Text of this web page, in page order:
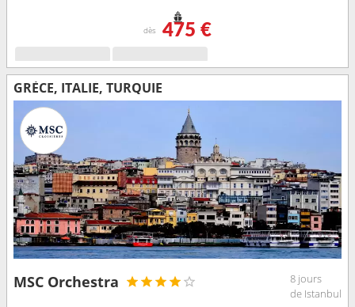
dès 475 €
GRÈCE, ITALIE, TURQUIE
MSC Orchestra
8 jours
de Istanbul